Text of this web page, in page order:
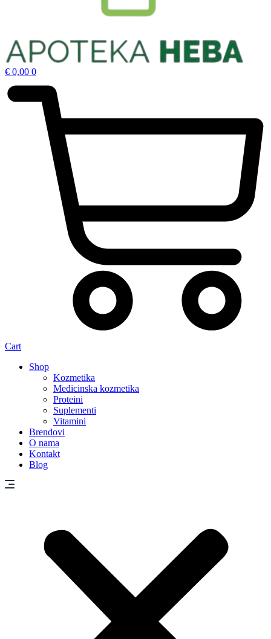
€ 0,00 0
Cart
Shop
Kozmetika
Medicinska kozmetika
Proteini
Suplementi
Vitamini
Brendovi
O nama
Kontakt
Blog